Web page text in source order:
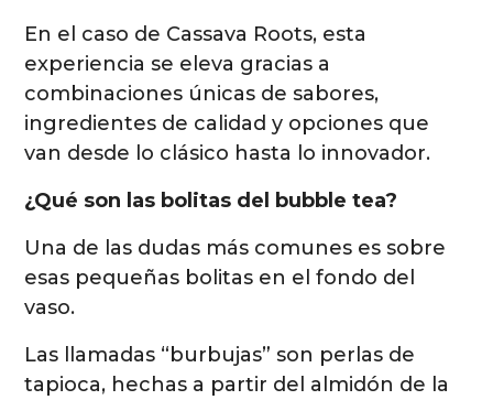
En el caso de Cassava Roots, esta
experiencia se eleva gracias a
combinaciones únicas de sabores,
ingredientes de calidad y opciones que
van desde lo clásico hasta lo innovador.
¿Qué son las bolitas del bubble tea?
Una de las dudas más comunes es sobre
esas pequeñas bolitas en el fondo del
vaso.
Las llamadas “burbujas” son perlas de
tapioca, hechas a partir del almidón de la